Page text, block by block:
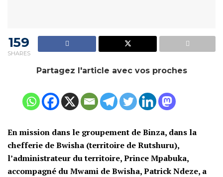
159
SHARES
Partagez l'article avec vos proches
En mission dans le groupement de Binza, dans la
chefferie de Bwisha (territoire de Rutshuru),
l’administrateur du territoire, Prince Mpabuka,
accompagné du Mwami de Bwisha, Patrick Ndeze, a